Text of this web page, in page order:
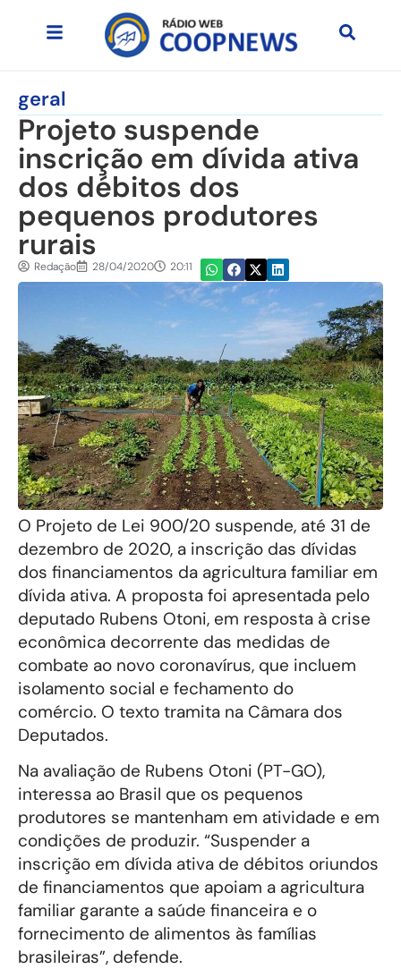
geral
Projeto suspende
inscrição em dívida ativa
dos débitos dos
pequenos produtores
rurais
Redação 28/04/2020 20:11
O Projeto de Lei 900/20 suspende, até 31 de
dezembro de 2020, a inscrição das dívidas
dos financiamentos da agricultura familiar em
dívida ativa. A proposta foi apresentada pelo
deputado Rubens Otoni, em resposta à crise
econômica decorrente das medidas de
combate ao novo coronavírus, que incluem
isolamento social e fechamento do
comércio. O texto tramita na Câmara dos
Deputados.
Na avaliação de Rubens Otoni (PT-GO),
interessa ao Brasil que os pequenos
produtores se mantenham em atividade e em
condições de produzir. “Suspender a
inscrição em dívida ativa de débitos oriundos
de financiamentos que apoiam a agricultura
familiar garante a saúde financeira e o
fornecimento de alimentos às famílias
brasileiras”, defende.